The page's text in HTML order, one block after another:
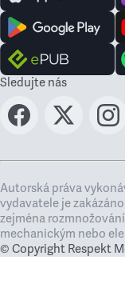
Sledujte nás
Autorská práva
vydavatele je
zejména
mechanickým nebo
© Copyright Respekt